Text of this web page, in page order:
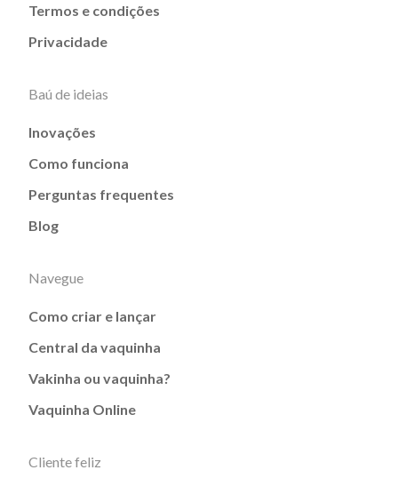
Termos e condições
Privacidade
Baú de ideias
Inovações
Como funciona
Perguntas frequentes
Blog
Navegue
Como criar e lançar
Central da vaquinha
Vakinha ou vaquinha?
Vaquinha Online
Cliente feliz